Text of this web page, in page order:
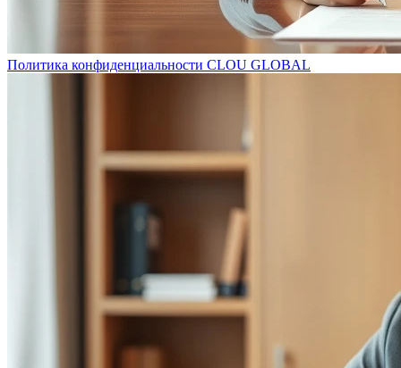
Политика конфиденциальности CLOU GLOBAL